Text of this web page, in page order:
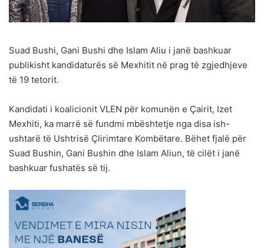
Suad Bushi, Gani Bushi dhe Islam Aliu i janë bashkuar
publikisht kandidaturës së Mexhitit në prag të zgjedhjeve
të 19 tetorit.
Kandidati i koalicionit VLEN për komunën e Çairit, Izet
Mexhiti, ka marrë së fundmi mbështetje nga disa ish-
ushtarë të Ushtrisë Çlirimtare Kombëtare. Bëhet fjalë për
Suad Bushin, Gani Bushin dhe Islam Aliun, të cilët i janë
bashkuar fushatës së tij.